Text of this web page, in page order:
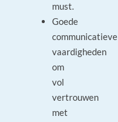
must.
Goede
communicatieve
vaardigheden
om
vol
vertrouwen
met